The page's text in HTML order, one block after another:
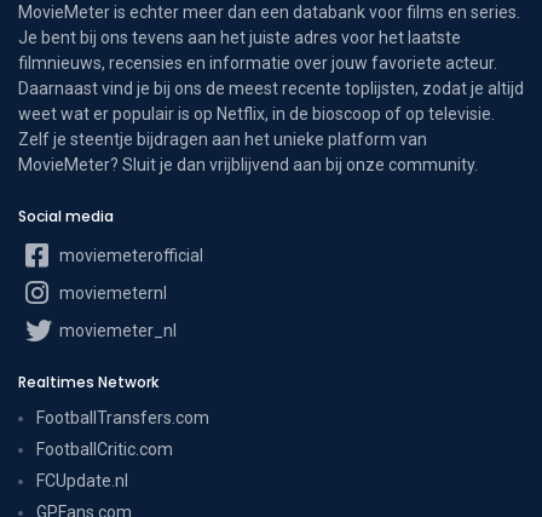
MovieMeter is echter meer dan een databank voor films en series.
Je bent bij ons tevens aan het juiste adres voor het laatste
filmnieuws, recensies en informatie over jouw favoriete acteur.
Daarnaast vind je bij ons de meest recente toplijsten, zodat je altijd
weet wat er populair is op Netflix, in de bioscoop of op televisie.
Zelf je steentje bijdragen aan het unieke platform van
MovieMeter? Sluit je dan vrijblijvend aan bij onze community.
Social media
moviemeterofficial
moviemeternl
moviemeter_nl
Realtimes Network
FootballTransfers.com
FootballCritic.com
FCUpdate.nl
GPFans.com